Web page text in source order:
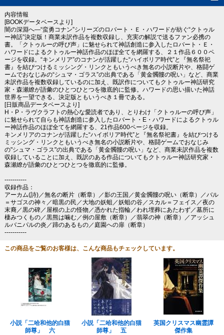
内容情報
[BOOKデータベースより]
闇の深淵へ―“蛮勇コナン”シリーズのロバート・Ｅ・ハワードが紡ぐ“クトゥル
ー神話”決定版！商業未訳作品を複数収録し、充実の解説で送るファン必携の
書。「クトゥルーの呼び声」に魅せられて神話創造に参入したロバート・Ｅ・
ハワードによるクトゥルー神話作品のほぼ全てを網羅する、２１作品６００ペ
ージを収録。“キンメリア”のコナンが活躍した“ハイボリア時代”と『無名祭祀
書』を結びつけるミッシング・リンクともいうべき無名の小説断片や、格闘ゲ
ームでおなじみの“シュマ・ゴラス”の出典である「黄金髑髏の呪い」など、商業
未訳作品を複数収録しているのに加え、既訳作についてもクトゥルー神話研究
家・森瀬繚が語彙のひとつひとつを徹底的に監修。ハワードの思い描いた神話
世界を一望できる、決定版ともいうべき１冊である。
[日販商品データベースより]
H・P・ラヴクラフトの熱心な愛読者であり、とりわけ「クトゥルーの呼び声」
に魅せられて自らも神話創造に参入したロバート・E・ハワードによるクトゥル
ー神話作品のほぼ全てを網羅する、21作品600ページを収録。
キンメリアのコナンが活躍した“ハイボリア時代”と『無名祭祀書』を結びつける
ミッシング・リンクともいうべき無名の小説断片や、格闘ゲームでおなじみ
の"シュマ・ゴラス"の出典である「黄金髑髏の呪い」など、商業未訳作品を複数
収録していることに加え、既訳のある作品についてもクトゥルー神話研究家・
森瀬繚が語彙のひとつひとつを徹底的に監修。
-----------
収録作品：
アーカム(詩)／無名の断片（断章）／影の王国／黄金髑髏の呪い（断章）／バル
＝サゴスの神々／暗黒の民／大地の妖蛆／妖蛆の谷／スカル＝フェイス／夜の
末裔／黒の碑／屋根の上の怪物／憑かれた指輪／われ埋葬にあたわず／墓所に
棲みつくもの／黒熊は噛む／例の屋敷（断章）／翡翠の神（断章）／アッシュ
ルバニパルの炎／蹄のあるもの／庭園への扉（断章）
-----------
この商品をご覧のお客様は、こんな商品もチェックしています。
小説「二哈和他的白猫
師尊」 六
小説「二哈和他的白猫
師尊」 五
英国クリスマス幽霊譚
傑作集